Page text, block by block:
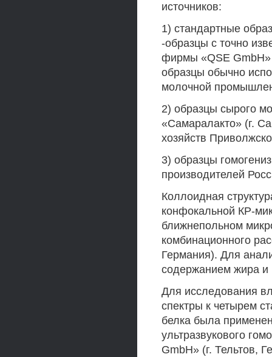
источников:
1) стандартные
-образцы с точно
фирмы «QSE GmbH»
образцы обычно
молочной
2) образцы сырого
«Самаралакто» (г.
хозяйств
3) образцы
производителей
Коллоидная
конфокальной КР-
ближнепольном
комбинационного
Германия). Для
содержанием жира и
Для исследования
спектры к четырем
белка была
ультразвукового
GmbH» (г. Тельтов,